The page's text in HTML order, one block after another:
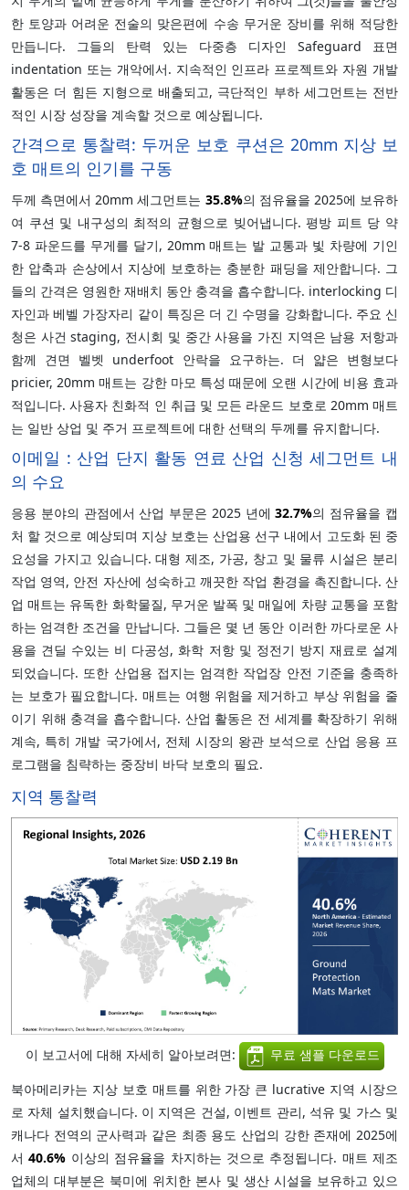
한 토양과 어려운 전술의 맞은편에 수송 무거운 장비를 위해 적당한
만듭니다. 그들의 탄력 있는 다중층 디자인 Safeguard 표면
indentation 또는 개악에서. 지속적인 인프라 프로젝트와 자원 개발
활동은 더 힘든 지형으로 배출되고, 극단적인 부하 세그먼트는 전반
적인 시장 성장을 계속할 것으로 예상됩니다.
간격으로 통찰력: 두꺼운 보호 쿠션은 20mm 지상 보
호 매트의 인기를 구동
두께 측면에서 20mm 세그먼트는 35.8%의 점유율을 2025에 보유하
여 쿠션 및 내구성의 최적의 균형으로 빚어냅니다. 평방 피트 당 약
7-8 파운드를 무게를 달기, 20mm 매트는 발 교통과 빛 차량에 기인
한 압축과 손상에서 지상에 보호하는 충분한 패딩을 제안합니다. 그
들의 간격은 영원한 재배치 동안 충격을 흡수합니다. interlocking 디
자인과 베벨 가장자리 같이 특징은 더 긴 수명을 강화합니다. 주요 신
청은 사건 staging, 전시회 및 중간 사용을 가진 지역은 남용 저항과
함께 견면 벨벳 underfoot 안락을 요구하는. 더 얇은 변형보다
pricier, 20mm 매트는 강한 마모 특성 때문에 오랜 시간에 비용 효과
적입니다. 사용자 친화적 인 취급 및 모든 라운드 보호로 20mm 매트
는 일반 상업 및 주거 프로젝트에 대한 선택의 두께를 유지합니다.
이메일 : 산업 단지 활동 연료 산업 신청 세그먼트 내
의 수요
응용 분야의 관점에서 산업 부문은 2025 년에32.7%의 점유율을 캡
처 할 것으로 예상되며 지상 보호는 산업용 선구 내에서 고도화 된 중
요성을 가지고 있습니다. 대형 제조, 가공, 창고 및 물류 시설은 분리
작업 영역, 안전 자산에 성숙하고 깨끗한 작업 환경을 촉진합니다. 산
업 매트는 유독한 화학물질, 무거운 발폭 및 매일에 차량 교통을 포함
하는 엄격한 조건을 만납니다. 그들은 몇 년 동안 이러한 까다로운 사
용을 견딜 수있는 비 다공성, 화학 저항 및 정전기 방지 재료로 설계
되었습니다. 또한 산업용 접지는 엄격한 작업장 안전 기준을 충족하
는 보호가 필요합니다. 매트는 여행 위험을 제거하고 부상 위험을 줄
이기 위해 충격을 흡수합니다. 산업 활동은 전 세계를 확장하기 위해
계속, 특히 개발 국가에서, 전체 시장의 왕관 보석으로 산업 응용 프
로그램을 침략하는 중장비 바닥 보호의 필요.
지역 통찰력
이 보고서에 대해 자세히 알아보려면:
무료 샘플 다운로드
북아메리카는 지상 보호 매트를 위한 가장 큰 lucrative 지역 시장으
로 자체 설치했습니다. 이 지역은 건설, 이벤트 관리, 석유 및 가스 및
캐나다 전역의 군사력과 같은 최종 용도 산업의 강한 존재에 2025에
서40.6% 이상의 점유율을 차지하는 것으로 추정됩니다. 매트 제조
업체의 대부분은 북미에 위치한 본사 및 생산 시설을 보유하고 있으